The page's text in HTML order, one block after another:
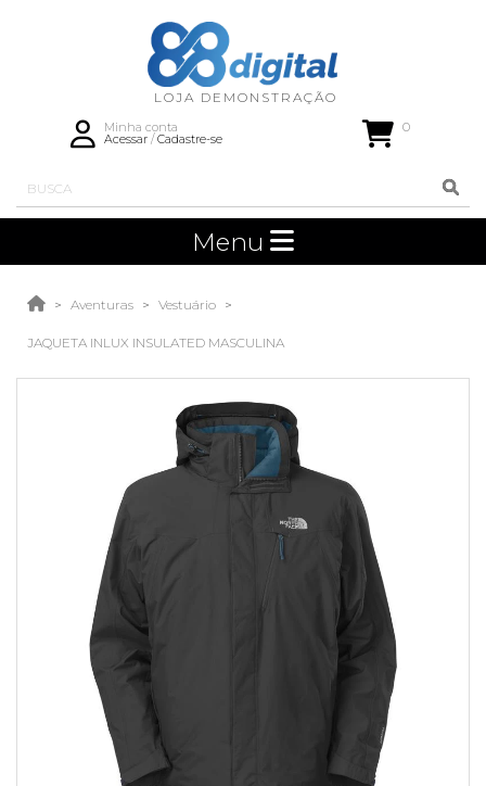
Minha conta
Acessar/Cadastre-se
0
Menu
Aventuras Vestuário
JAQUETA INLUX INSULATED MASCULINA